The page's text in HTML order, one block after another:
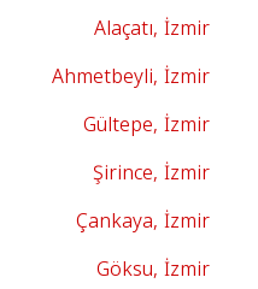
Alaçatı, İzmir
Ahmetbeyli, İzmir
Gültepe, İzmir
Şirince, İzmir
Çankaya, İzmir
Göksu, İzmir